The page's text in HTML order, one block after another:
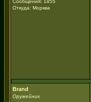
Сообщения: 1855
Откуда: Морква
Brand
Оружейник